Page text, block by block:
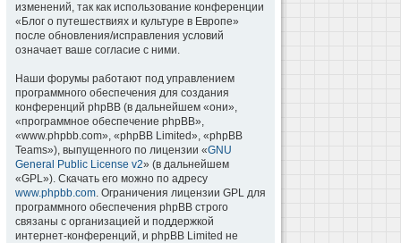
изменений, так как использование конференции
«Блог о путешествиях и культуре в Европе»
после обновления/исправления условий
означает ваше согласие с ними.
Наши форумы работают под управлением
программного обеспечения для создания
конференций phpBB (в дальнейшем «они»,
«программное обеспечение phpBB»,
«www.phpbb.com», «phpBB Limited», «phpBB
Teams»), выпущенного по лицензии «GNU
General Public License v2» (в дальнейшем
«GPL»). Скачать его можно по адресу
www.phpbb.com. Ограничения лицензии GPL для
программного обеспечения phpBB строго
связаны с организацией и поддержкой
интернет-конференций, и phpBB Limited не